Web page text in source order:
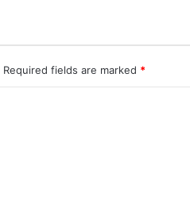
Required fields are marked *